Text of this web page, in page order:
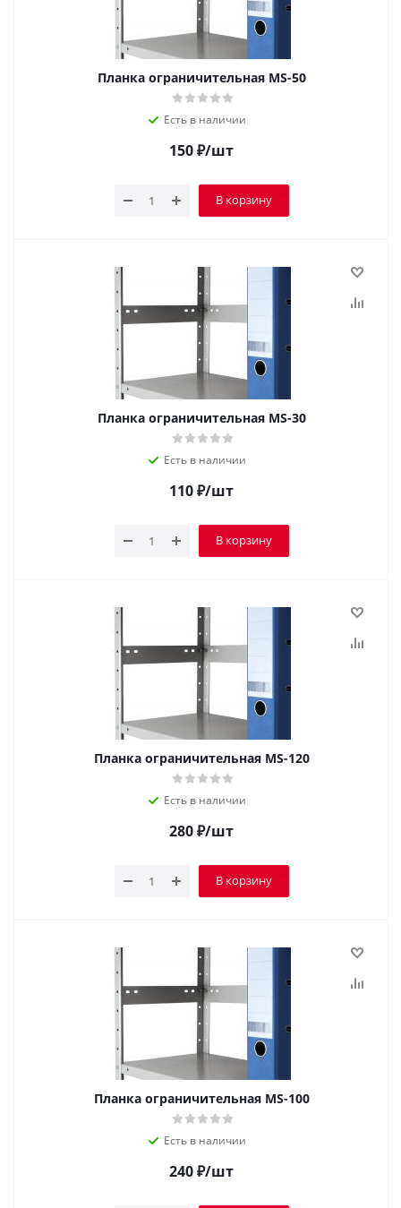
Планка ограничительная MS-50
Есть в наличии
150₽/шт
В корзину
Планка ограничительная MS-30
Есть в наличии
110₽/шт
В корзину
Планка ограничительная MS-120
Есть в наличии
280₽/шт
В корзину
Планка ограничительная MS-100
Есть в наличии
240₽/шт